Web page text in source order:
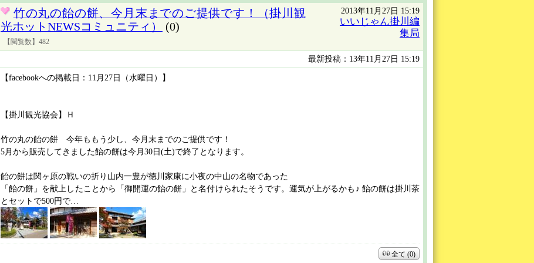
竹の丸の飴の餅、今月末までのご提供です！（掛川観
光ホットNEWSコミュニティ）
(0)
【閲覧数】482
2013年11月27日 15:19
いいじゃん掛川編
集局
最新投稿：13年11月27日 15:19
【facebookへの掲載日：11月27日（水曜日）】
【掛川観光協会】Ｈ
竹の丸の飴の餅 今年ももう少し、今月末までのご提供です！
5月から販売してきました飴の餅は今月30日(土)で終了となります。
飴の餅は関ヶ原の戦いの折り山内一豊が徳川家康に小夜の中山の名物であった
「飴の餅」を献上したことから「御開運の飴の餅」と名付けられたそうです。運気が上がるかも♪ 飴の餅は掛川茶
とセットで500円で…
全て (0)